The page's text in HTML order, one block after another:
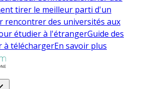
tirer le meilleur parti d'un
rencontrer des universités aux
étudier à l'étrangerGuide des
à téléchargerEn savoir plus